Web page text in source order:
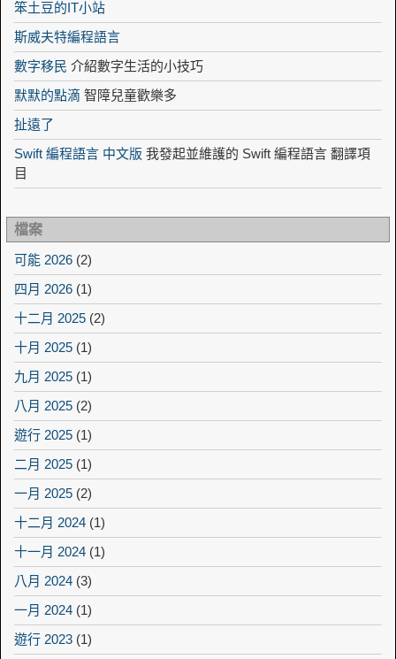
笨土豆的IT小站
斯威夫特編程語言
數字移民 介紹數字生活的小技巧
默默的點滴 智障兒童歡樂多
扯遠了
Swift 編程語言 中文版 我發起並維護的 Swift 編程語言 翻譯項
目
檔案
可能 2026 (2)
四月 2026 (1)
十二月 2025 (2)
十月 2025 (1)
九月 2025 (1)
八月 2025 (2)
遊行 2025 (1)
二月 2025 (1)
一月 2025 (2)
十二月 2024 (1)
十一月 2024 (1)
八月 2024 (3)
一月 2024 (1)
遊行 2023 (1)